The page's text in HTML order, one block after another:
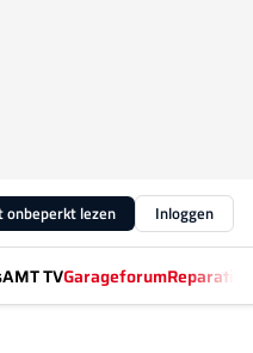
onbeperkt lezen Inloggen
AMT TVGarageforum